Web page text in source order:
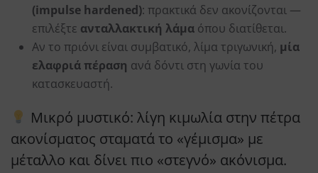
(impulse hardened): πρακτικά δεν ακονίζονται —
επιλέξτε ανταλλακτική λάμα όπου διατίθεται.
Αν το πριόνι είναι συμβατικό, λίμα τριγωνική, μία
ελαφριά πέραση ανά δόντι στη γωνία του
κατασκευαστή.
Μικρό μυστικό: λίγη κιμωλία στην πέτρα
ακονίσματος σταματά το «γέμισμα» με
μέταλλο και δίνει πιο «στεγνό» ακόνισμα.